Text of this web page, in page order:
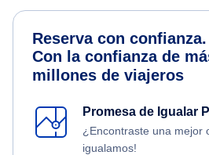
Reserva con confianza.
Con la confianza de
millones de viajeros
Promesa de Igualar
¿Encontraste una mejor
igualamos!